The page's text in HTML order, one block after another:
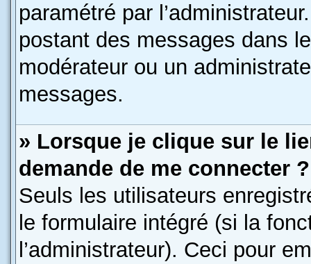
paramétré par
postant des messages dans
modérateur ou un
messages.
» Lorsque je clique sur le
demande de me connecter ?
Seuls les utilisateurs
le formulaire intégré (si la
l’administrateur). Ceci pour